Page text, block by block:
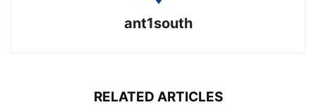
ant1south
RELATED ARTICLES